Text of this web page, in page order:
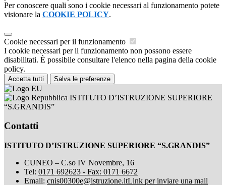
Per conoscere quali sono i cookie necessari al funzionamento potete
visionare la COOKIE POLICY.
Cookie necessari per il funzionamento
I cookie necessari per il funzionamento non possono essere
disabilitati. È possibile consultare l'elenco nella pagina della cookie
policy.
Accetta tutti Salva le preferenze
ISTITUTO D’ISTRUZIONE SUPERIORE
“S.GRANDIS”
Contatti
ISTITUTO D’ISTRUZIONE SUPERIORE “S.GRANDIS”
CUNEO – C.so IV Novembre, 16
Tel: 0171 692623 - Fax: 0171 6672
Email: cnis00300e@istruzione.itLink per inviare una mail